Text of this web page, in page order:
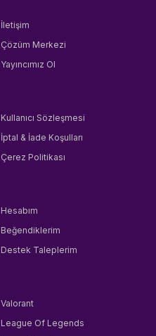
İletişim
Çözüm Merkezi
Yayıncımız Ol
Kullanıcı Sözleşmesi
İptal & İade Koşulları
Çerez Politikası
Hesabım
Beğendiklerim
Destek Taleplerim
Valorant
League Of Legends